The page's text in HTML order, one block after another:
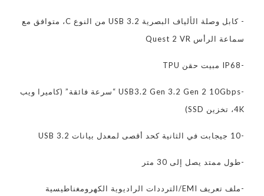
- كابل وصلة الألياف البصرية USB 3.2 من النوع C، متوافق مع
سماعة الرأس Quest 2 VR
-IP68 مبيت حقن TPU
-USB3.2 Gen 3.2 Gen 2 10Gbps “سرعة فائقة” (كاميرا ويب
4K، تخزين SSD)
-10 جيجابت في الثانية كحد أقصى لمعدل بيانات USB 3.2
-طول ممتد يصل إلى 30 متر
-ملف تعريف EMI/الترددات الراديوية الكهرومغناطيسية